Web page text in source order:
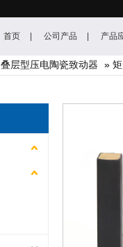
首页 公司产品 产品
叠层型压电陶瓷致动器 »